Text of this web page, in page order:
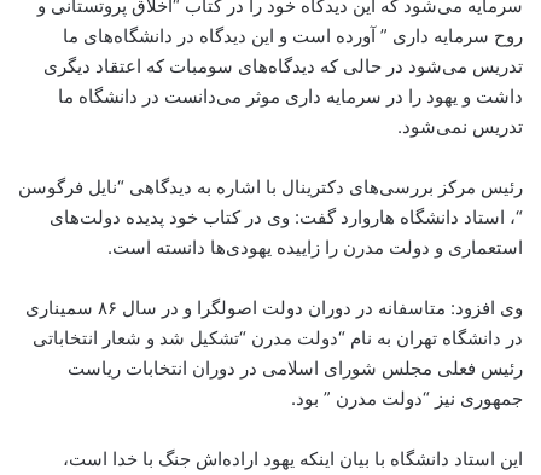
سرمایه می‌شود که این دیدگاه خود را در کتاب “اخلاق پروتستانی و
روح سرمایه داری ” آورده است و این دیدگاه در دانشگاه‌های ما
تدریس می‌شود در حالی که دیدگاه‌های سومبات که اعتقاد دیگری
داشت و یهود را در سرمایه داری موثر می‌دانست در دانشگاه ما
تدریس نمی‌شود.
رئیس مرکز بررسی‌های دکترینال با اشاره به دیدگاهی “نایل فرگوسن
“، استاد دانشگاه هاروارد گفت: وی در کتاب خود پدیده دولت‌های
استعماری و دولت‌ مدرن را زاییده یهودی‌ها دانسته است.
وی افزود: متاسفانه در دوران دولت اصولگرا و در سال ۸۶ سمیناری
در دانشگاه تهران به نام “دولت مدرن “تشکیل شد و شعار انتخاباتی
رئیس فعلی مجلس شورای اسلامی در دوران انتخابات ریاست
جمهوری نیز “دولت مدرن ” بود.
این استاد دانشگاه با بیان اینکه یهود اراده‌اش جنگ با خدا است،